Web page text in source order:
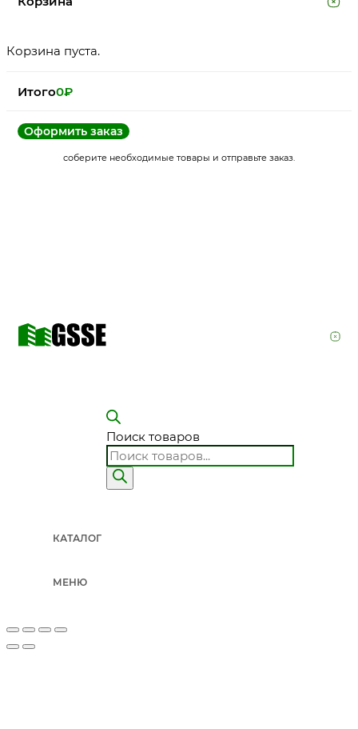
Корзина пуста.
Итого0₽
Оформить заказ
соберите необходимые товары и отправьте заказ.
Поиск товаров
КАТАЛОГ
МЕНЮ